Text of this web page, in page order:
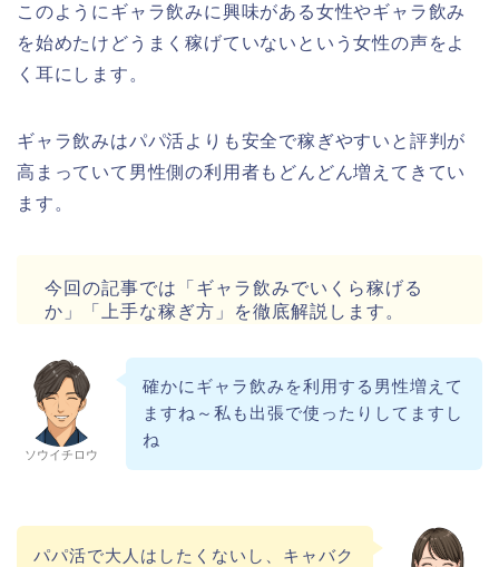
このようにギャラ飲みに興味がある女性やギャラ飲み
を始めたけどうまく稼げていないという女性の声をよ
く耳にします。
ギャラ飲みはパパ活よりも安全で稼ぎやすいと評判が
高まっていて男性側の利用者もどんどん増えてきてい
ます。
今回の記事では「ギャラ飲みでいくら稼げる
か」「上手な稼ぎ方」を徹底解説します。
ソウイチロウ
確かにギャラ飲みを利用する男性増えて
ますね～私も出張で使ったりしてますし
ね
パパ活で大人はしたくないし、キャバク